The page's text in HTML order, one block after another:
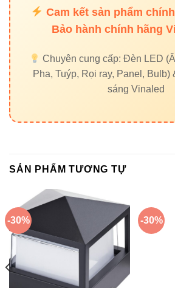
Cam kết sản phẩm
Bảo hành chính hãng
Chuyên cung cấp: Đèn LED
Pha, Tuýp, Rọi ray, Panel, Bulb)
sáng Vinaled
SẢN PHẨM TƯƠNG TỰ
-30% -30%